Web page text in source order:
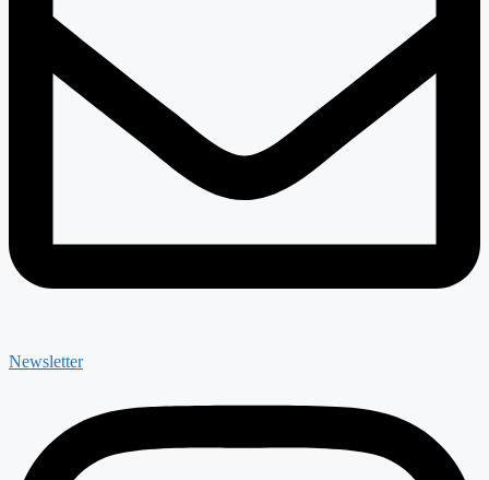
Newsletter